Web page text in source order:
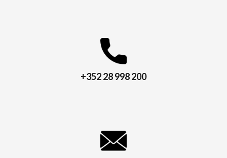
+352 28 998 200